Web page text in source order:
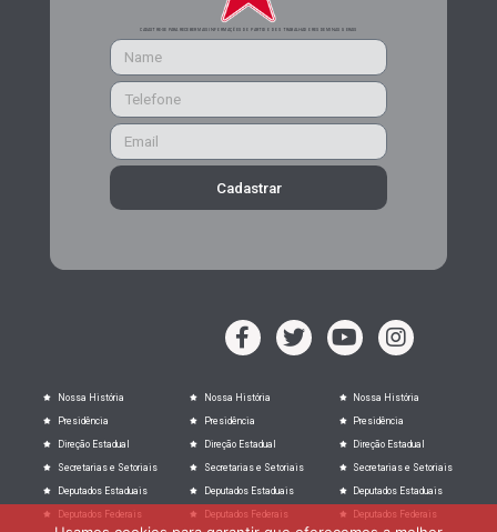
CADASTRE-SE PARA RECEBER MAIS INFORMAÇÕES DO PARTIDO DOS TRABALHADORES DE MINAS GERAIS
Cadastrar
Nossa História
Presidência
Direção Estadual
Secretarias e Setoriais
Deputados Estaduais
Deputados Federais
Nossa História
Presidência
Direção Estadual
Secretarias e Setoriais
Deputados Estaduais
Deputados Federais
Nossa História
Presidência
Direção Estadual
Secretarias e Setoriais
Deputados Estaduais
Deputados Federais